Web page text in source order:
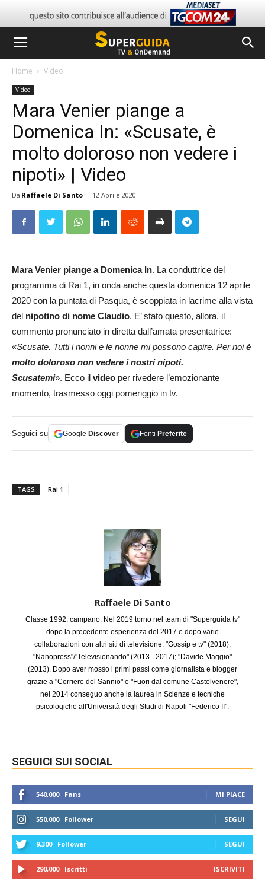
Home Video
Video
Mara Venier piange a
Domenica In: «Scusate, è
molto doloroso non vedere i
nipoti» | Video
Da Raffaele Di Santo - 12 Aprile 2020
Mara Venier piange a Domenica In. La conduttrice del
programma di Rai 1, in onda anche questa domenica 12 aprile
2020 con la puntata di Pasqua, è scoppiata in lacrime alla vista
del nipotino di nome Claudio. E’ stato questo, allora, il
commento pronunciato in diretta dall’amata presentatrice:
«Scusate. Tutti i nonni e le nonne mi possono capire. Per noiè
molto doloroso non vedere i nostri nipoti.
Scusatemi». Ecco il video per rivedere l’emozionante
momento, trasmesso oggi pomeriggio in tv.
Seguici su Google Discover Fonti Preferite
TAGS Rai 1
Raffaele Di Santo
Classe 1992, campano. Nel 2019 torno nel team di "Superguida tv"
dopo la precedente esperienza del 2017 e dopo varie
collaborazioni con altri siti di televisione: "Gossip e tv" (2018);
"Nanopress"/"Televisionando" (2013 - 2017); "Davide Maggio"
(2013). Dopo aver mosso i primi passi come giornalista e blogger
grazie a "Corriere del Sannio" e "Fuori dal comune Castelvenere",
nel 2014 conseguo anche la laurea in Scienze e tecniche
psicologiche all'Università degli Studi di Napoli "Federico II".
SEGUICI SUI SOCIAL
540,000 Fans MI PIACE
550,000 Follower SEGUI
9,300 Follower SEGUI
290,000 Iscritti ISCRIVITI